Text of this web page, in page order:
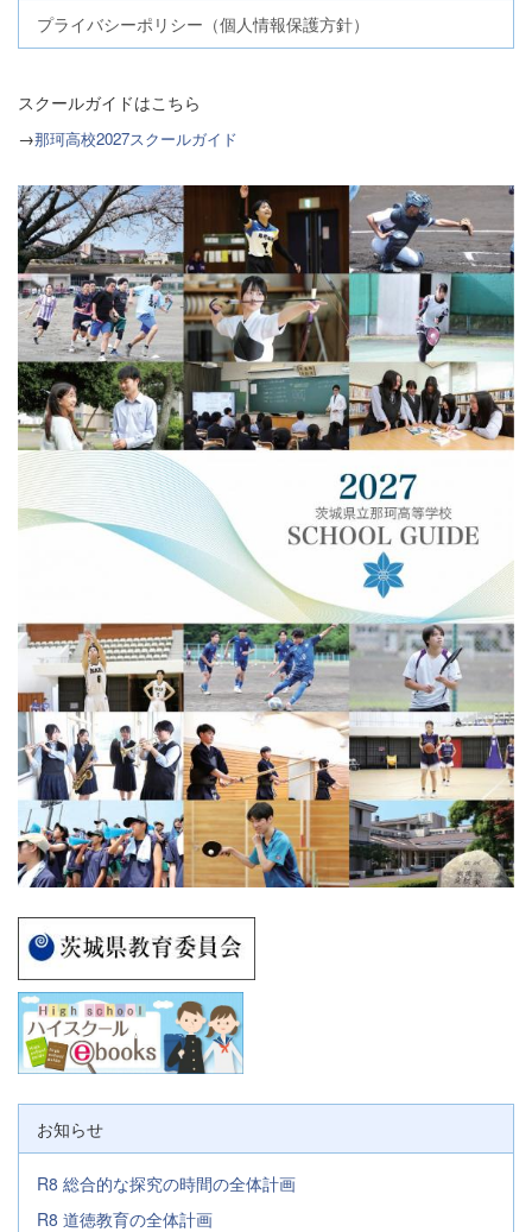
プライバシーポリシー（個人情報保護方針）
スクールガイドはこちら
→那珂高校2027スクールガイド
お知らせ
R8 総合的な探究の時間の全体計画
R8 道徳教育の全体計画